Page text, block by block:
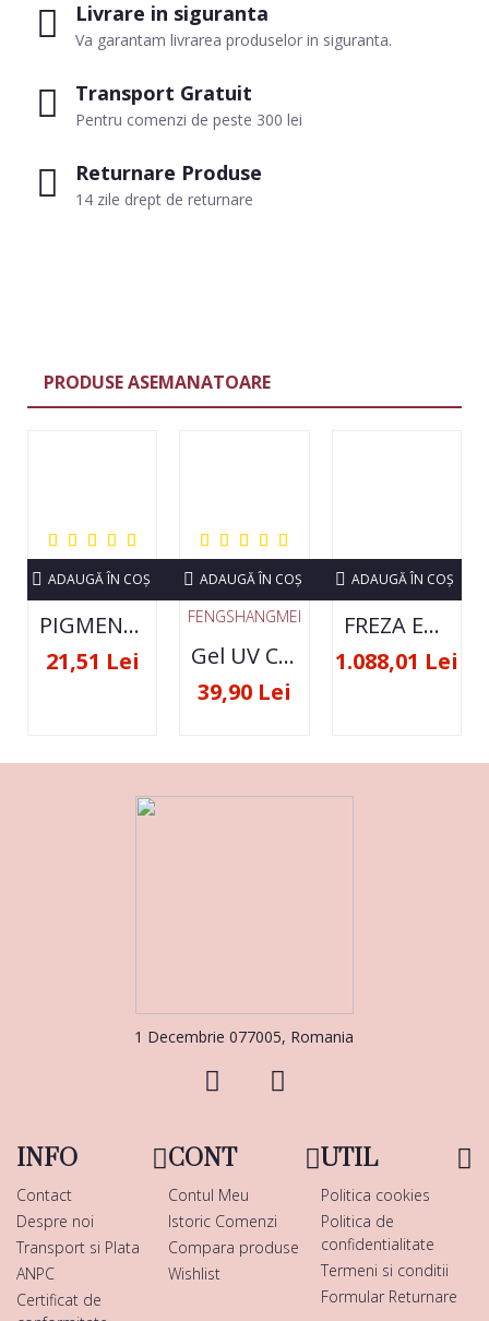
Livrare in siguranta
Va garantam livrarea produselor in siguranta.
Transport Gratuit
Pentru comenzi de peste 300 lei
Returnare Produse
14 zile drept de returnare
PRODUSE ASEMANATOARE
PIGMENT NEON SET 12 CULORI
21,51 Lei
ADAUGĂ ÎN COŞ
FENGSHANGMEI
Gel UV Constructie FSM 50ML - 07
39,90 Lei
ADAUGĂ ÎN COŞ
FREZA ELECTRICA STRONG 210 35000 RPM- ORIGINALA
1.088,01 Lei
ADAUGĂ ÎN COŞ
1 Decembrie 077005, Romania
INFO
Contact
Despre noi
Transport si Plata
ANPC
Certificat de
CONT
Contul Meu
Istoric Comenzi
Compara produse
Wishlist
UTIL
Politica cookies
Politica de
confidentialitate
Termeni si conditii
Formular Returnare